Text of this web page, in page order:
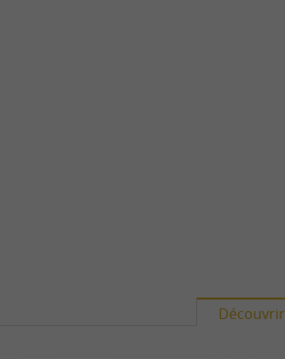
Découvrir